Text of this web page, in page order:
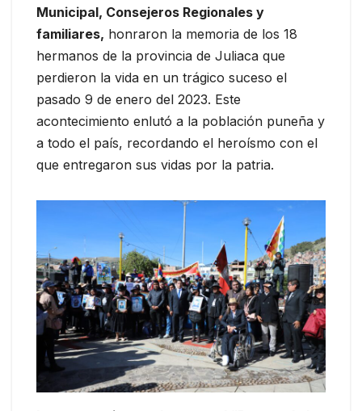
Municipal, Consejeros Regionales y
familiares, honraron la memoria de los 18
hermanos de la provincia de Juliaca que
perdieron la vida en un trágico suceso el
pasado 9 de enero del 2023. Este
acontecimiento enlutó a la población puneña y
a todo el país, recordando el heroísmo con el
que entregaron sus vidas por la patria.